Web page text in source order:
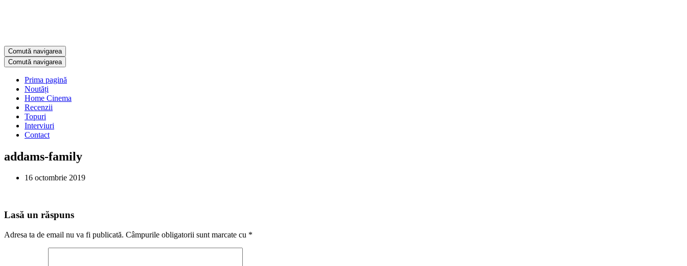
Comută navigarea
Comută navigarea
Prima pagină
Noutăți
Home Cinema
Recenzii
Topuri
Interviuri
Contact
addams-family
16 octombrie 2019
Lasă un răspuns
Adresa ta de email nu va fi publicată. Câmpurile obligatorii sunt marcate cu *